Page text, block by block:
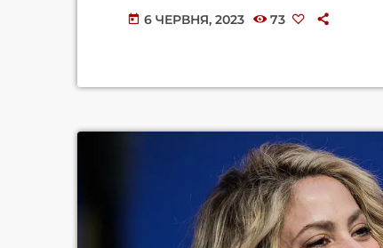
ведучого нашої радіостанції — Артема
today 6 ЧЕРВНЯ, 2023 73